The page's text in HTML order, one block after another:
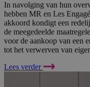
In navolging van hun
hebben MR en Les
akkoord kondigt een
de meegedeelde
voor de aankoop van een
tot het verwerven van
Lees verder